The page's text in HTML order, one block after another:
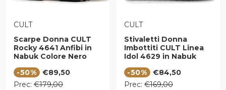
VENDITORE:
CULT
Scarpe Donna CULT
Rocky 4641 Anfibi in
Nabuk Colore Nero
-50%
Prezzo di vendita
€89,50
Prezzo regolare
Prec: €179,00
VENDITORE:
CULT
Stivaletti Donna
Imbottiti CULT Linea
Idol 4629 in Nabuk
-50%
Prezzo di vendita
€84,50
Prezzo regolare
Prec: €169,00